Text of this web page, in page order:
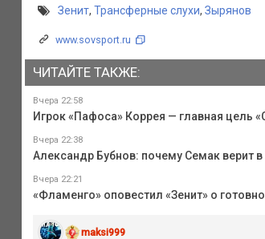
Зенит, Трансферные слухи, Зырянов
www.sovsport.ru
ЧИТАЙТЕ ТАКЖЕ:
Вчера 22:58
Игрок «Пафоса» Коррея — главная цель
Вчера 22:38
Александр Бубнов: почему Семак верит
Вчера 22:21
«Фламенго» оповестил «Зенит» о
maksi999